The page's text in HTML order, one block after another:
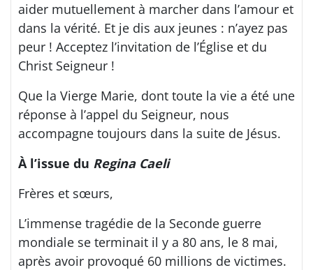
aider mutuellement à marcher dans l’amour et
dans la vérité. Et je dis aux jeunes : n’ayez pas
peur ! Acceptez l’invitation de l’Église et du
Christ Seigneur !
Que la Vierge Marie, dont toute la vie a été une
réponse à l’appel du Seigneur, nous
accompagne toujours dans la suite de Jésus.
À l’issue du Regina Caeli
Frères et sœurs,
L’immense tragédie de la Seconde guerre
mondiale se terminait il y a 80 ans, le 8 mai,
après avoir provoqué 60 millions de victimes.